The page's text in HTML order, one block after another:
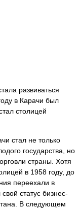
развиваться
в Карачи был
столицей
стал не только
государства, но
страны. Хотя
в 1958 году, до
переехали в
статус бизнес-
В следующем